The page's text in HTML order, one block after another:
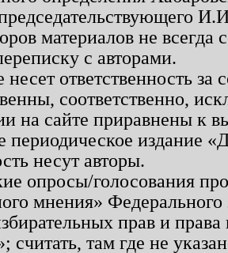
материалов не
с авторами.
несет ответственность
соответственно,
на сайте приравнены к
периодическое издание
несут авторы.
опросы/голосования
мнения»
прав и
считать, там где не